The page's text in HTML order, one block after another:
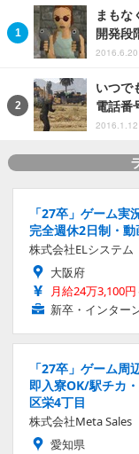
まもな
開発段
いつで
電話番
「27卒」ゲーム
完全週休2日制・
株式会社ELシステム
大阪府
月給24万3,100
新卒・インター
「27卒」ゲーム
即入寮OK/駅チカ
区栄4丁目
株式会社Meta Sales
愛知県